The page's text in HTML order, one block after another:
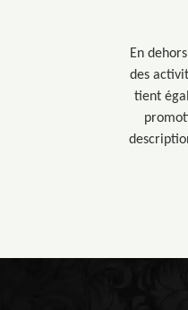
En
des
tient